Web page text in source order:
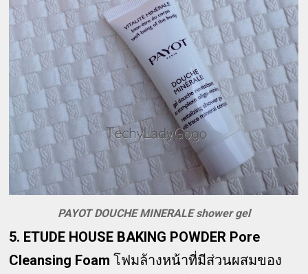
PAYOT DOUCHE MINERALE shower gel
5. ETUDE HOUSE BAKING POWDER Pore
Cleansing Foam โฟมล้างหน้าที่มีส่วนผสมของ